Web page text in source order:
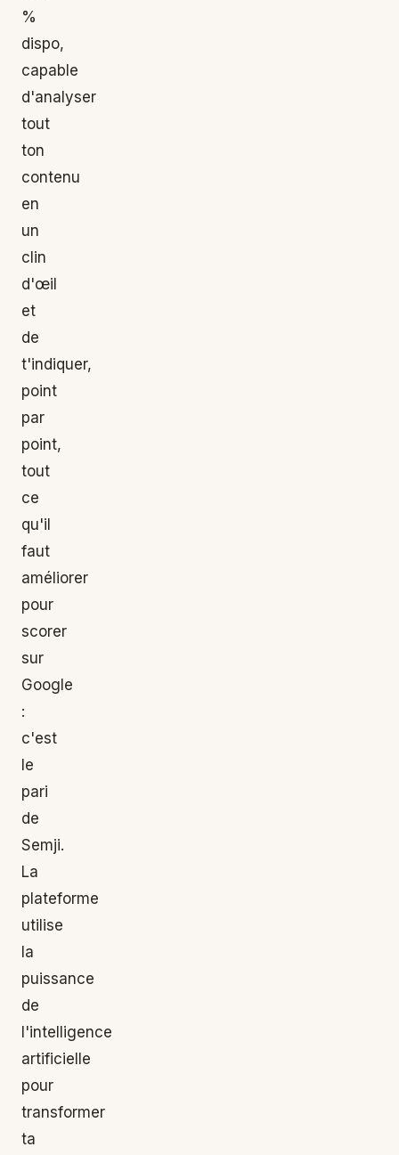
%
dispo,
capable
d'analyser
tout
ton
contenu
en
un
clin
d'œil
et
de
t'indiquer,
point
par
point,
tout
ce
qu'il
faut
améliorer
pour
scorer
sur
Google
:
c'est
le
pari
de
Semji.
La
plateforme
utilise
la
puissance
de
l'intelligence
artificielle
pour
transformer
ta